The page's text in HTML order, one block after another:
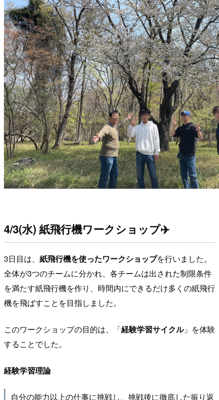
4/3(水) 紙飛行機ワークショップ✈️
3日目は、 紙飛行機を使ったワークショップを行いました。
全体が3つのチームに分かれ、各チームは出された制限条件
を満たす紙飛行機を作り、時間内にできるだけ多くの紙飛行
機を飛ばすことを目指しました。
このワークショップの目的は、「経験学習サイクル」を体験
することでした。
経験学習理論
自分の能力以上の仕事に挑戦し、挑戦後に徹底した振り返